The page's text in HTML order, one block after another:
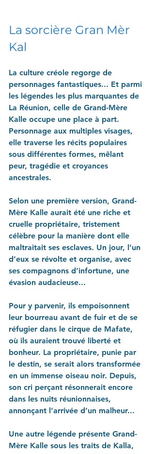
La sorcière Gran Mèr
Kal
La culture créole regorge de
personnages fantastiques... Et parmi
les légendes les plus marquantes de
La Réunion, celle de Grand-Mère
Kalle occupe une place à part.
Personnage aux multiples visages,
elle traverse les récits populaires
sous différentes formes, mêlant
peur, tragédie et croyances
ancestrales.
Selon une première version, Grand-
Mère Kalle aurait été une riche et
cruelle propriétaire, tristement
célèbre pour la manière dont elle
maltraitait ses esclaves. Un jour, l’un
d’eux se révolte et organise, avec
ses compagnons d’infortune, une
évasion audacieuse...
Pour y parvenir, ils empoisonnent
leur bourreau avant de fuir et de se
réfugier dans le cirque de Mafate,
où ils auraient trouvé liberté et
bonheur. La propriétaire, punie par
le destin, se serait alors transformée
en un immense oiseau noir. Depuis,
son cri perçant résonnerait encore
dans les nuits réunionnaises,
annonçant l’arrivée d’un malheur...
Une autre légende présente Grand-
Mère Kalle sous les traits de Kalla,